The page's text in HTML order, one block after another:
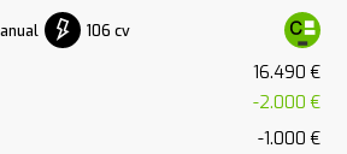
106 cv
16.490 €
-2.000 €
-1.000 €